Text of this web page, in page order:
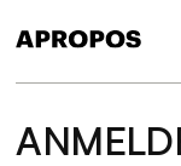
O Days 2026
Koncerter Aug 9,